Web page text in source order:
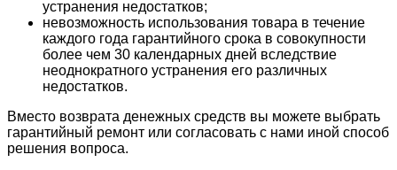
устранения недостатков;
невозможность использования товара в течение
каждого года гарантийного срока в совокупности
более чем 30 календарных дней вследствие
неоднократного устранения его различных
недостатков.
Вместо возврата денежных средств вы можете выбрать
гарантийный ремонт или согласовать с нами иной способ
решения вопроса.